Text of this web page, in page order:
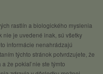
rastlín a biologického myslenia
nie je uvedené inak, sú všetky
informácie nenahrádzajú
týchto stránok potvrdzujete, že
že pokiaľ nie ste týmto